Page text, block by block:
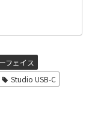
フェイス
Studio USB-C